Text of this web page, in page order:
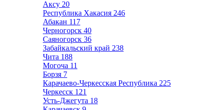
Аксу 20
Республика Хакасия 246
Абакан 117
Черногорск 40
Саяногорск 36
Забайкальский край 238
Чита 188
Могоча 11
Борзя 7
Карачаево-Черкесская Республика 225
Черкесск 121
Усть-Джегута 18